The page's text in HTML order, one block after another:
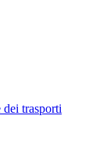
trasporti